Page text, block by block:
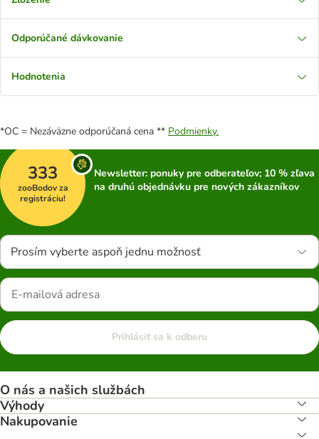
Odporúčané dávkovanie
Hodnotenia
*OC = Nezáväzne odporúčaná cena ** Podmienky.
333
zooBodov za
registráciu!
Newsletter: ponuky pre odberateľov; 10 % zľava
na druhú objednávku pre nových zákazníkov
Prosím vyberte aspoň jednu možnosť
Prihlásiť sa k odberu
O nás a našich službách
Výhody
Nakupovanie